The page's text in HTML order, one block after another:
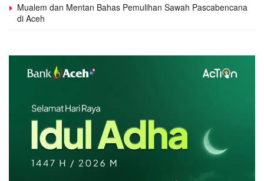
Mualem dan Mentan Bahas Pemulihan Sawah Pascabencana
di Aceh